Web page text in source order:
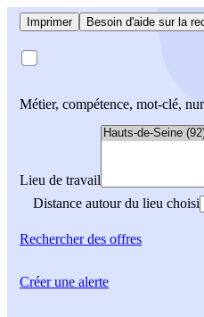
Imprimer Besoin d'aide sur la
Métier, compétence, mot-clé,
Lieu de travail
Distance autour du lieu choisi
Rechercherdes offres
Créer une alerte